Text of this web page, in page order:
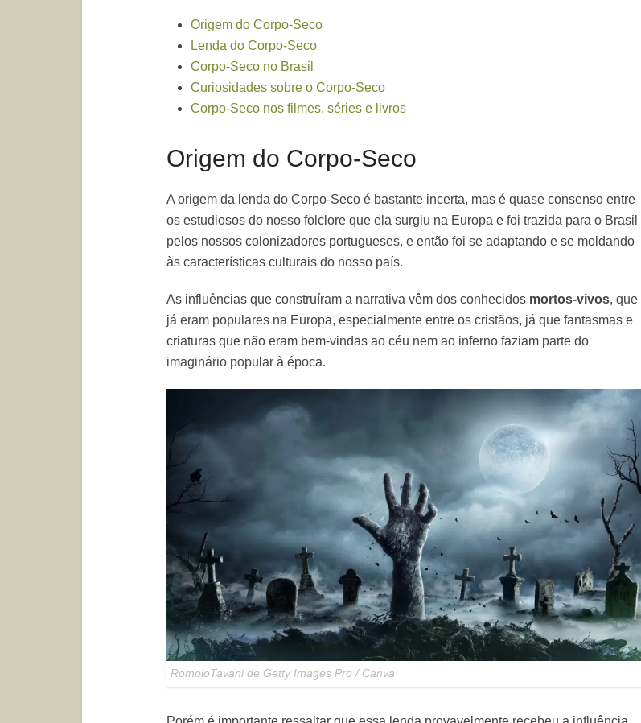
Origem do Corpo-Seco
Lenda do Corpo-Seco
Corpo-Seco no Brasil
Curiosidades sobre o Corpo-Seco
Corpo-Seco nos filmes, séries e livros
Origem do Corpo-Seco
A origem da lenda do Corpo-Seco é bastante incerta, mas é quase consenso entre
os estudiosos do nosso folclore que ela surgiu na Europa e foi trazida para o Brasil
pelos nossos colonizadores portugueses, e então foi se adaptando e se moldando
às características culturais do nosso país.
As influências que construíram a narrativa vêm dos conhecidos mortos-vivos, que
já eram populares na Europa, especialmente entre os cristãos, já que fantasmas e
criaturas que não eram bem-vindas ao céu nem ao inferno faziam parte do
imaginário popular à época.
RomoloTavani de Getty Images Pro / Canva